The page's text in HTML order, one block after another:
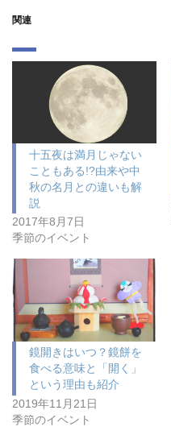
関連
十五夜は満月じゃない
こともある!?由来や中
秋の名月との違いも解
説
2017年8月7日
季節のイベント
鏡開きはいつ？鏡餅を
食べる意味と「開く」
という理由も紹介
2019年11月21日
季節のイベント